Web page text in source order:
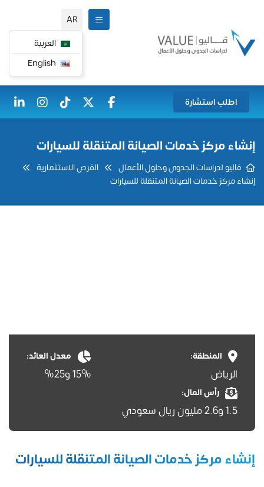
AR
العربية
اطلب استشارة
إنشاء مركز خدمات الصيانة المتنقلة للسيارات
فاليو لدراسات الجدوى وحلول الأعمال
الفرص الاستثمارية
إنشاء مركز خدمات الصيانة المتنقلة للسيارات
المنطقة:
الرياض
معدل العائد:
15% و25%
رأس المال:
1.5 و2.6 مليون ريال سعودي
إنشاء مركز خدمات الصيانة المتنقلة للسيارات